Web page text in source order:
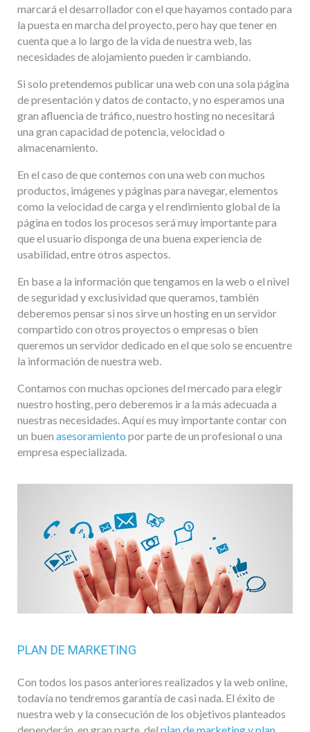
marcará el desarrollador con el que hayamos contado para
la puesta en marcha del proyecto, pero hay que tener en
cuenta que a lo largo de la vida de nuestra web, las
necesidades de alojamiento pueden ir cambiando.
Si solo pretendemos publicar una web con una sola página
de presentación y datos de contacto, y no esperamos una
gran afluencia de tráfico, nuestro hosting no necesitará
una gran capacidad de potencia, velocidad o
almacenamiento.
En el caso de que contemos con una web con muchos
productos, imágenes y páginas para navegar, elementos
como la velocidad de carga y el rendimiento global de la
página en todos los procesos será muy importante para
que el usuario disponga de una buena experiencia de
usabilidad, entre otros aspectos.
En base a la información que tengamos en la web o el nivel
de seguridad y exclusividad que queramos, también
deberemos pensar si nos sirve un hosting en un servidor
compartido con otros proyectos o empresas o bien
queremos un servidor dedicado en el que solo se encuentre
la información de nuestra web.
Contamos con muchas opciones del mercado para elegir
nuestro hosting, pero deberemos ir a la más adecuada a
nuestras necesidades. Aquí es muy importante contar con
un buen asesoramiento por parte de un profesional o una
empresa especializada.
PLAN DE MARKETING
Con todos los pasos anteriores realizados y la web online,
todavía no tendremos garantía de casi nada. El éxito de
nuestra web y la consecución de los objetivos planteados